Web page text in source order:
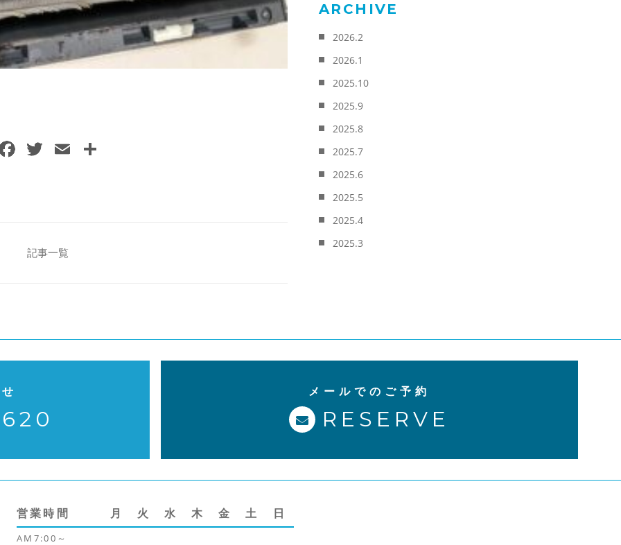
F
o
T E
記事一覧
ARCHIVE
2026.2
2026.1
2025.10
2025.9
2025.8
2025.7
2025.6
2025.5
2025.4
2025.3
メールでのご予約
RESERVE
営業時間 月 火 水 木 金 土 日
AM7:00～